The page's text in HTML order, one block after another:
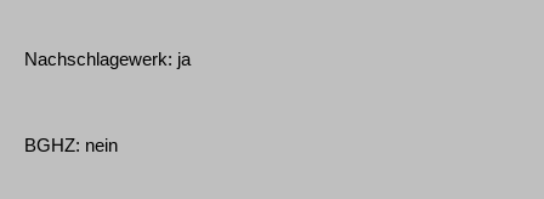
Nachschlagewerk: ja
BGHZ: nein